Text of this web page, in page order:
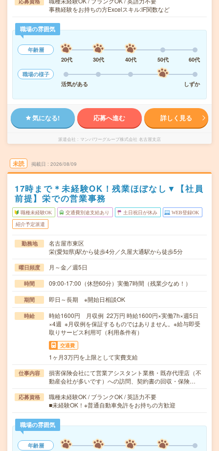
事務経験をお持ちの方Excelスキル:IF関数など
職場の雰囲気
年齢層
20代
30代 40代 50代
60代
職場の様子
活気がある
しずか
気になる! 応募へ進む 詳しく見る
派遣会社 マンパワーグループ株式会社 名古屋支店
未読 掲載日 2026/08/09
17時まで＊未経験OK！残業ほぼなし▼【社員
前提】栄での営業事務
職種未経験OK 交通費別途支給あり 土日祝日が休み WEB登録OK
紹介予定派遣
勤務地
名古屋市東区
栄(愛知県)駅から徒歩4分／久屋大通駅から徒歩5分
曜日頻度 月～金／週5日
時間 09:00-17:00（休憩60分）実働7時間（残業少なめ！）
期間 即日～長期 ※開始日相談OK
時給
時給1600円 月収例 22万円 時給1600円×実働7h×週5日
×4週 ※月収例を保証するものではありません。※給与即受
取りサービス利用可（利用条件有）
交通費
1ヶ月3万円を上限として実費支給
仕事内容
損害保険会社にて営業アシスタント業務・既存代理店（不
動産会社が多いです）への訪問、契約書の回収・保険…
応募資格
職種未経験OK / ブランクOK / 英語力不要
■未経験OK！※普通自動車免許をお持ちの方歓迎
職場の雰囲気
年齢層